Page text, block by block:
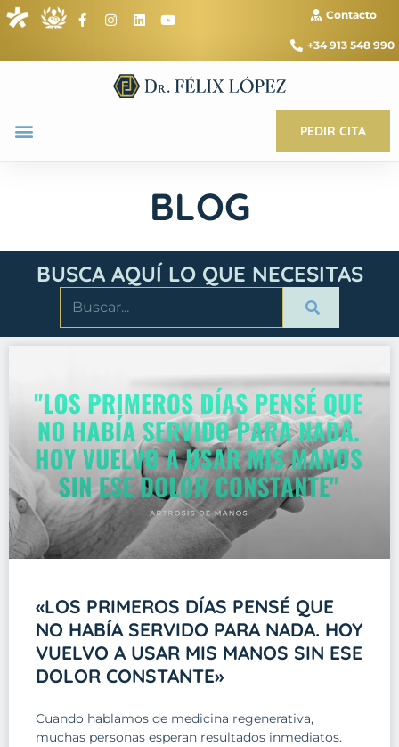
Contacto
+34 913 548 990
PEDIR CITA
BLOG
BUSCA AQUÍ LO QUE NECESITAS
«LOS PRIMEROS DÍAS PENSÉ QUE
NO HABÍA SERVIDO PARA NADA. HOY
VUELVO A USAR MIS MANOS SIN ESE
DOLOR CONSTANTE»
Cuando hablamos de medicina regenerativa,
muchas personas esperan resultados inmediatos.